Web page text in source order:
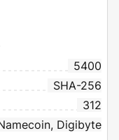
5400
SHA-256
312
Digibyte